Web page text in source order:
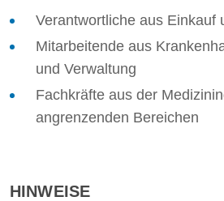
Verantwortliche aus Einkauf
Mitarbeitende aus
und Verwaltung
Fachkräfte aus der
angrenzenden Bereichen
HINWEISE